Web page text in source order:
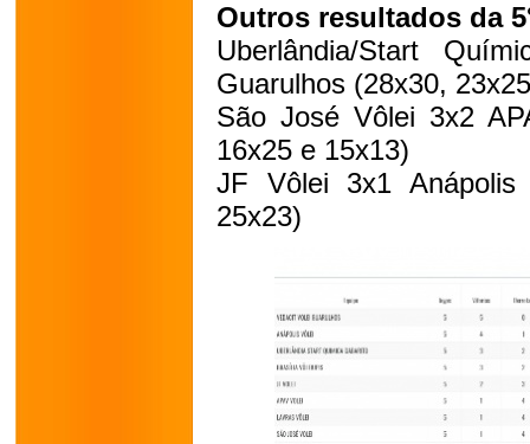
Outros resultados da
Uberlândia/Start
Guarulhos (28x30,
São José Vôlei 3x2
16x25 e 15x13)
JF Vôlei 3x1
25x23)